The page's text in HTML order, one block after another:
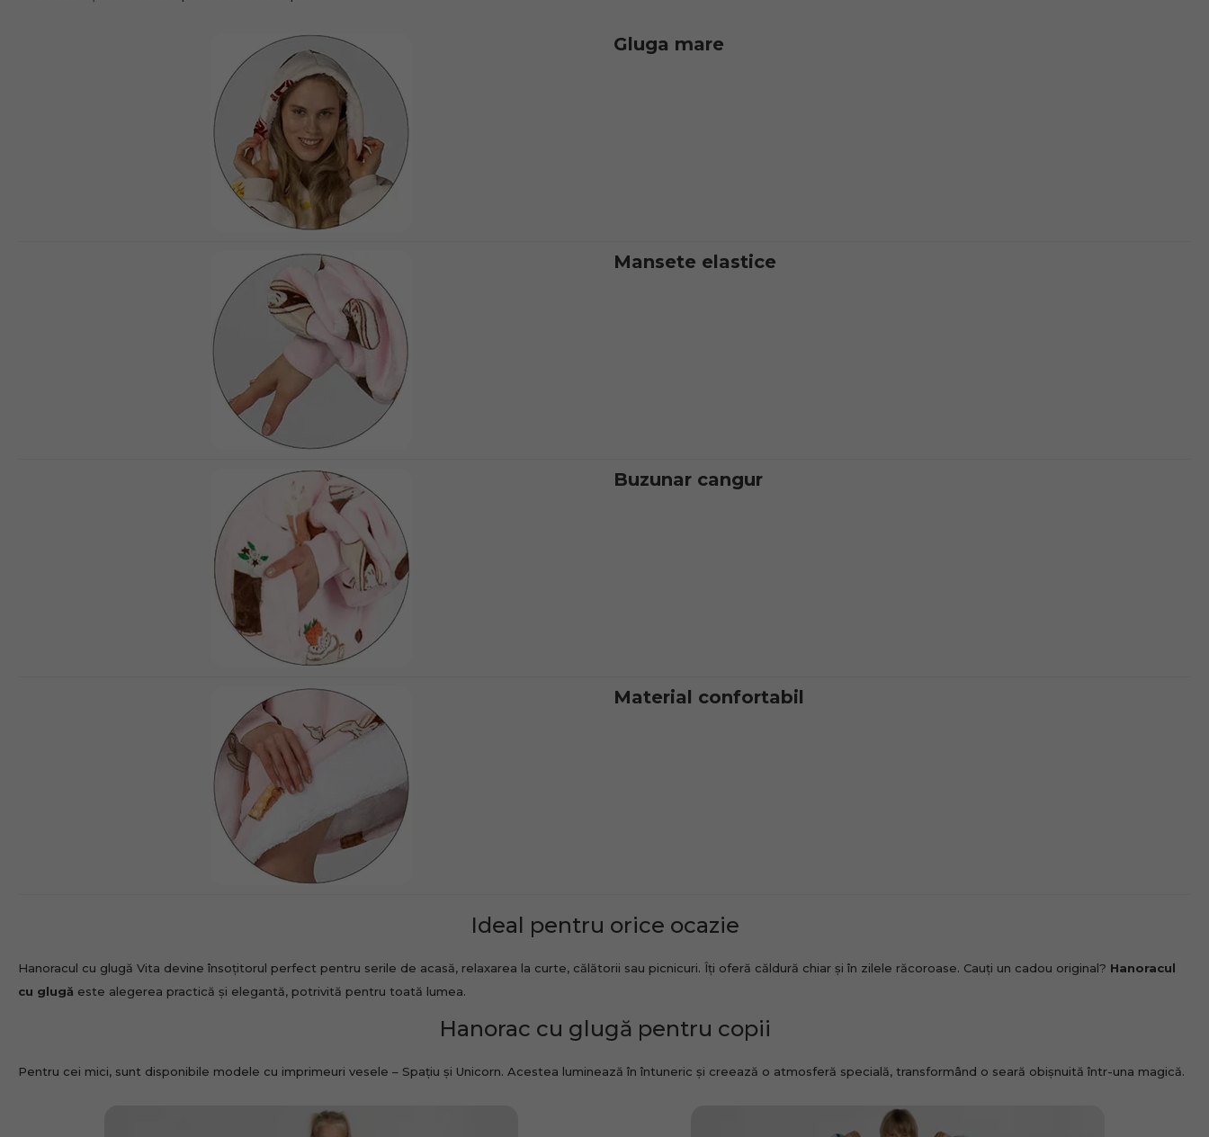
Gluga mare
Mansete elastice
Buzunar cangur
Material confortabil
Ideal pentru orice ocazie
Hanoracul cu glugă Vita devine însoțitorul perfect pentru serile de acasă, relaxarea la curte, călătorii sau picnicuri. Îți oferă căldură chiar și în zilele răcoroase. Cauți un cadou original? Hanoracul
cu glugă este alegerea practică și elegantă, potrivită pentru toată lumea.
Hanorac cu glugă pentru copii
Pentru cei mici, sunt disponibile modele cu imprimeuri vesele – Spațiu și Unicorn. Acestea luminează în întuneric și creează o atmosferă specială, transformând o seară obișnuită într-una magică.